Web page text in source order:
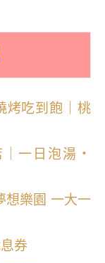
烤吃到飽｜桃
一日泡湯・
想樂園 一大一
券